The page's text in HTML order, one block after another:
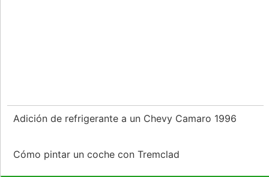
Adición de refrigerante a un Chevy Camaro 1996
Cómo pintar un coche con Tremclad